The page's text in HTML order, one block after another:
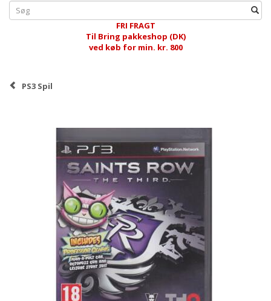
FRI FRAGT
Til Bring pakkeshop (DK)
ved køb for min. kr. 800
PS3 Spil